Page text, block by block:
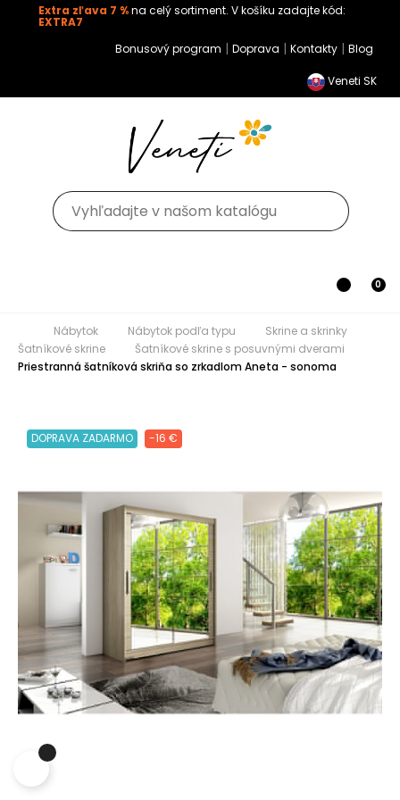
Extra zľava 7 %na celý sortiment. V košíku zadajte kód:
EXTRA7
Bonusový program | Doprava | Kontakty | Blog
Veneti SK
0
Nábytok Nábytok podľa typu
Skrine a skrinky
Šatníkové skrine
Šatníkové skrine s posuvnými dverami
Priestranná šatníková skriňa so zrkadlom Aneta - sonoma
DOPRAVA ZADARMO -16 €
ochrana súkromia
Tento web ukladá v súlade so zákonmi na vaše zariadenie
súbory cookies. Cookies súbory používame na personalizáciu
obsahu a reklám a tiež na analytické účely. Odsúhlaste prosím
ich nastavenia pre ďalšie používanie webu a taktiež pre využitie,
odovzdanie a zobrazenie cielenej reklamy na sociálnych a
reklamných sieťach vrátane ďalších webov. Viac o cookies.
Viac o cookies.